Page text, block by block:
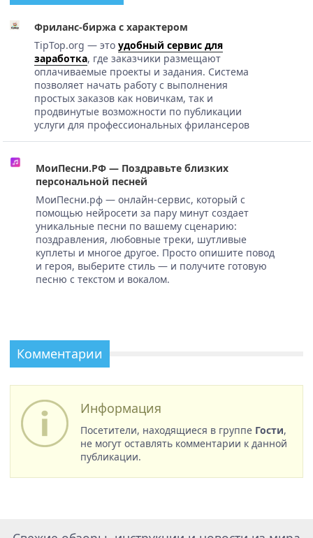
Фриланс-биржа с характером
TipTop.org — это удобный сервис для
заработка, где заказчики размещают
оплачиваемые проекты и задания. Система
позволяет начать работу с выполнения
простых заказов как новичкам, так и
продвинутые возможности по публикации
услуги для профессиональных фрилансеров
МоиПесни.РФ — Поздравьте близких
персональной песней
МоиПесни.рф — онлайн-сервис, который с
помощью нейросети за пару минут создает
уникальные песни по вашему сценарию:
поздравления, любовные треки, шутливые
куплеты и многое другое. Просто опишите повод
и героя, выберите стиль — и получите готовую
песню с текстом и вокалом.
Комментарии
Информация
Посетители, находящиеся в группе Гости,
не могут оставлять комментарии к данной
публикации.